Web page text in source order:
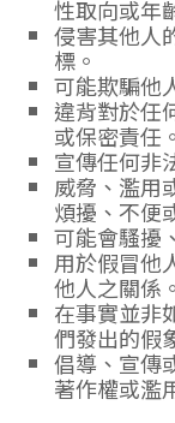
性取向或年
侵害其他人
標。
可能欺騙他
違背對於任
或保密責任。
宣傳任何非
威脅、濫用
煩擾、不便
可能會騷擾
用於假冒他
他人之關係。
在事實並非
們發出的假
倡導、宣傳
著作權或濫